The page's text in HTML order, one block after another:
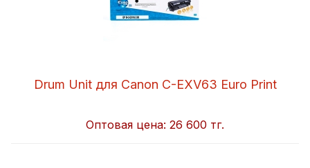
Drum Unit для Canon C-EXV63 Euro Print
Оптовая цена: 26 600 тг.